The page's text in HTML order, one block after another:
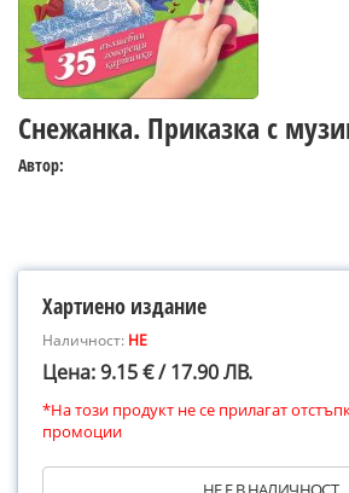
Снежанка. Приказка с
Автор:
Хартиено издание
Наличност: НЕ
Цена: 9.15 € / 17.90 ЛВ.
*На този продукт не се прилагат
промоции